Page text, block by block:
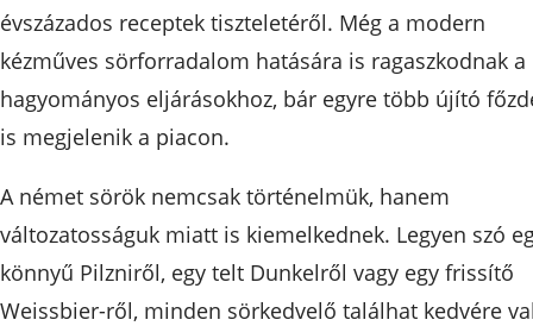
évszázados receptek tiszteletéről. Még a modern
kézműves sörforradalom hatására is ragaszkodnak a
hagyományos eljárásokhoz, bár egyre több újító
is megjelenik a piacon.
A német sörök nemcsak történelmük, hanem
változatosságuk miatt is kiemelkednek. Legyen szó
könnyű Pilzniről, egy telt Dunkelről vagy egy frissítő
Weissbier-ről, minden sörkedvelő találhat kedvére